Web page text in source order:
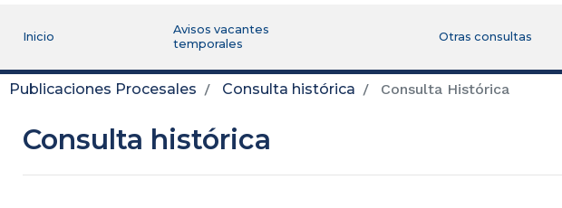
Inicio
Avisos vacantes
temporales
Otras consultas
Publicaciones Procesales Consulta histórica Consulta Histórica
Consulta histórica